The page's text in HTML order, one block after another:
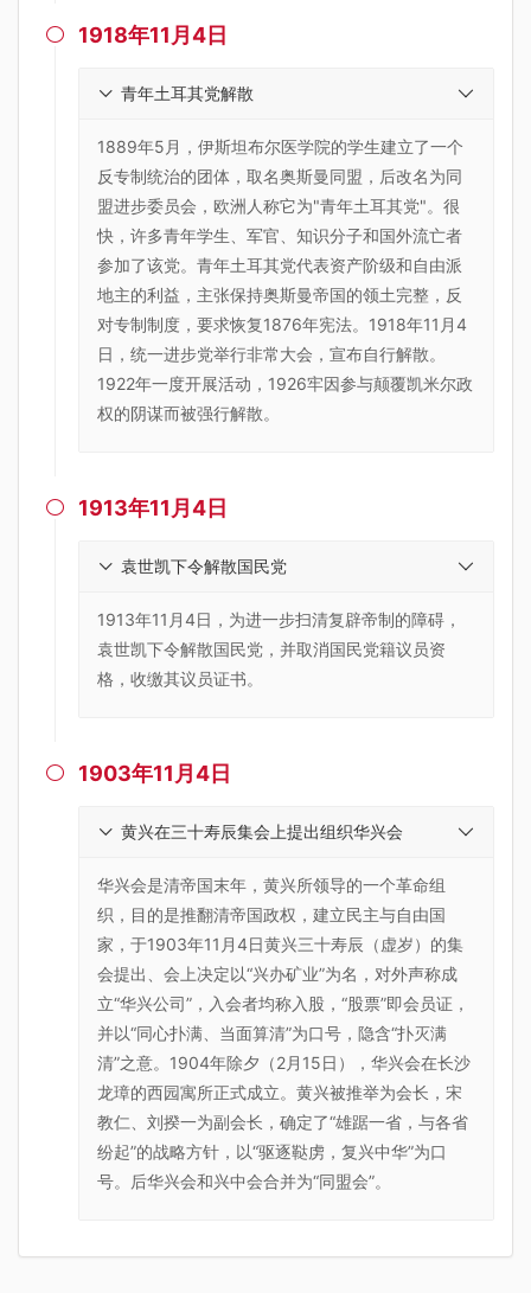
 1918年11月4日
青年土耳其党解散
1889年5月，伊斯坦布尔医学院的学生建立了一个
反专制统治的团体，取名奥斯曼同盟，后改名为同
盟进步委员会，欧洲人称它为"青年土耳其党"。很
快，许多青年学生、军官、知识分子和国外流亡者
参加了该党。青年土耳其党代表资产阶级和自由派
地主的利益，主张保持奥斯曼帝国的领土完整，反
对专制制度，要求恢复1876年宪法。1918年11月4
日，统一进步党举行非常大会，宣布自行解散。
1922年一度开展活动，1926牢因参与颠覆凯米尔政
权的阴谋而被强行解散。
 1913年11月4日
袁世凯下令解散国民党
1913年11月4日，为进一步扫清复辟帝制的障碍，
袁世凯下令解散国民党，并取消国民党籍议员资
格，收缴其议员证书。
 1903年11月4日
黄兴在三十寿辰集会上提出组织华兴会
华兴会是清帝国末年，黄兴所领导的一个革命组
织，目的是推翻清帝国政权，建立民主与自由国
家，于1903年11月4日黄兴三十寿辰（虚岁）的集
会提出、会上决定以“兴办矿业”为名，对外声称成
立“华兴公司”，入会者均称入股，“股票”即会员证，
并以“同心扑满、当面算清”为口号，隐含“扑灭满
清”之意。1904年除夕（2月15日），华兴会在长沙
龙璋的西园寓所正式成立。黄兴被推举为会长，宋
教仁、刘揆一为副会长，确定了“雄踞一省，与各省
纷起”的战略方针，以“驱逐鞑虏，复兴中华”为口
号。后华兴会和兴中会合并为“同盟会”。